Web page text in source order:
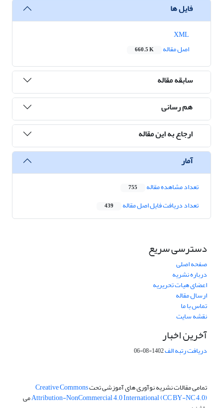
فایل ها
اصل مقاله
660.5 K
سابقه مقاله
هم رسانی
ارجاع به این مقاله
آمار
تعداد مشاهده مقاله 755
تعداد دریافت فایل اصل مقاله 439
دسترسی سریع
صفحه اصلی
درباره نشریه
اعضای هیات تحریریه
ارسال مقاله
تماس با ما
نقشه سایت
آخرین اخبار
دریافت رتبه الف1402-08-06
تمامی مقالات نشریه نوآوری های آموزشی تحتCreative Commons
Attribution-NonCommercial 4.0 International (CC BY-NC 4.0)می